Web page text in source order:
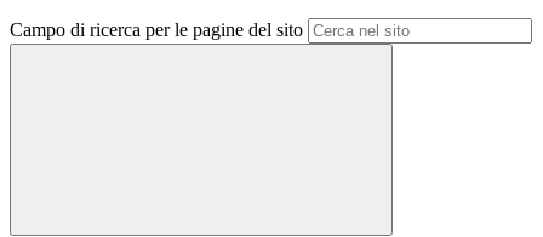
Campo di ricerca per le pagine del sito